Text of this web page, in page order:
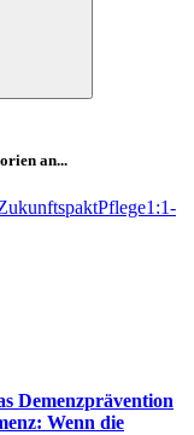
an...
1:1-
Demenzprävention
Wenn die